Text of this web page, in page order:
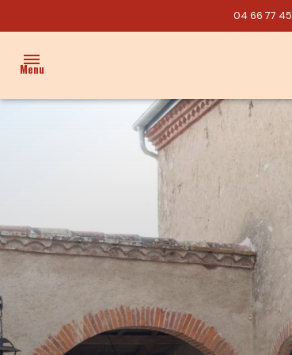
04 66 77
Menu
MAISON
TERRAIN
ACTUALITÉS